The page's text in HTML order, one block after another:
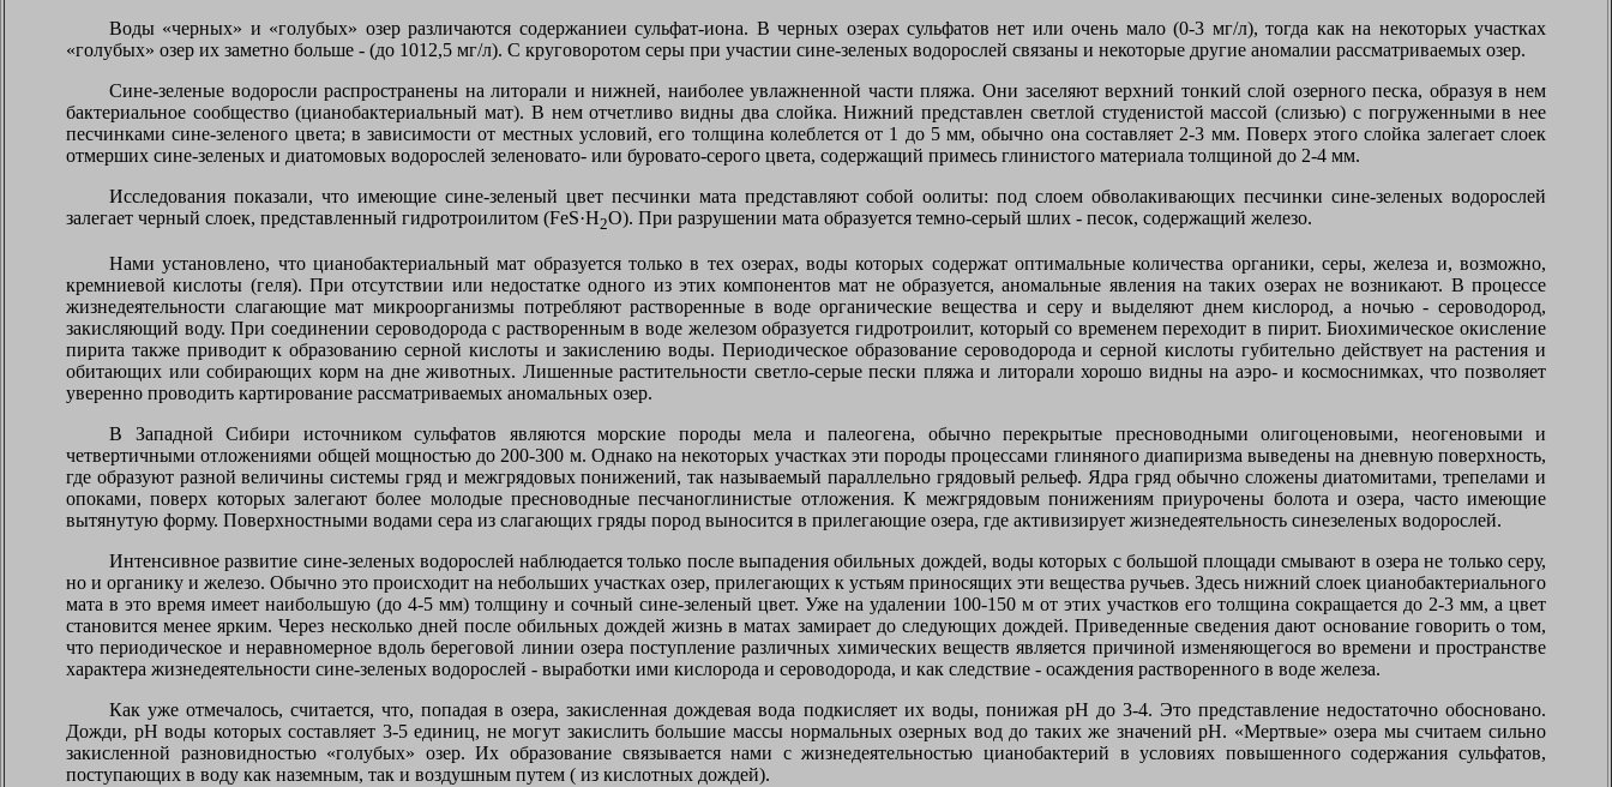
Воды «черных» и «голубых» озер различаются содержаниеи сульфат-иона. В черных озерах сульфатов нет или очень мало (0-3 мг/л), тогда как на некоторых участках
«голубых» озер их заметно больше - (до 1012,5 мг/л). С круговоротом серы при участии сине-зеленых водорослей связаны и некоторые другие аномалии рассматриваемых озер.
Сине-зеленые водоросли распространены на литорали и нижней, наиболее увлажненной части пляжа. Они заселяют верхний тонкий слой озерного песка, образуя в нем
бактериальное сообщество (цианобактериальный мат). В нем отчетливо видны два слойка. Нижний представлен светлой студенистой массой (слизью) с погруженными в нее
песчинками сине-зеленого цвета; в зависимости от местных условий, его толщина колеблется от 1 до 5 мм, обычно она составляет 2-3 мм. Поверх этого слойка залегает слоек
отмерших сине-зеленых и диатомовых водорослей зеленовато- или буровато-серого цвета, содержащий примесь глинистого материала толщиной до 2-4 мм.
Исследования показали, что имеющие сине-зеленый цвет песчинки мата представляют собой оолиты: под слоем обволакивающих песчинки сине-зеленых водорослей
залегает черный слоек, представленный гидротроилитом (FeS·H2O). При разрушении мата образуется темно-серый шлих - песок, содержащий железо.
Нами установлено, что цианобактериальный мат образуется только в тех озерах, воды которых содержат оптимальные количества органики, серы, железа и, возможно,
кремниевой кислоты (геля). При отсутствии или недостатке одного из этих компонентов мат не образуется, аномальные явления на таких озерах не возникают. В процессе
жизнедеятельности слагающие мат микроорганизмы потребляют растворенные в воде органические вещества и серу и выделяют днем кислород, а ночью - сероводород,
закисляющий воду. При соединении сероводорода с растворенным в воде железом образуется гидротроилит, который со временем переходит в пирит. Биохимическое окисление
пирита также приводит к образованию серной кислоты и закислению воды. Периодическое образование сероводорода и серной кислоты губительно действует на растения и
обитающих или собирающих корм на дне животных. Лишенные растительности светло-серые пески пляжа и литорали хорошо видны на аэро- и космоснимках, что позволяет
уверенно проводить картирование рассматриваемых аномальных озер.
В Западной Сибири источником сульфатов являются морские породы мела и палеогена, обычно перекрытые пресноводными олигоценовыми, неогеновыми и
четвертичными отложениями общей мощностью до 200-300 м. Однако на некоторых участках эти породы процессами глиняного диапиризма выведены на дневную поверхность,
где образуют разной величины системы гряд и межгрядовых понижений, так называемый параллельно грядовый рельеф. Ядра гряд обычно сложены диатомитами, трепелами и
опоками, поверх которых залегают более молодые пресноводные песчаноглинистые отложения. К межгрядовым понижениям приурочены болота и озера, часто имеющие
вытянутую форму. Поверхностными водами сера из слагающих гряды пород выносится в прилегающие озера, где активизирует жизнедеятельность синезеленых водорослей.
Интенсивное развитие сине-зеленых водорослей наблюдается только после выпадения обильных дождей, воды которых с большой площади смывают в озера не только серу,
но и органику и железо. Обычно это происходит на небольших участках озер, прилегающих к устьям приносящих эти вещества ручьев. Здесь нижний слоек цианобактериального
мата в это время имеет наибольшую (до 4-5 мм) толщину и сочный сине-зеленый цвет. Уже на удалении 100-150 м от этих участков его толщина сокращается до 2-3 мм, а цвет
становится менее ярким. Через несколько дней после обильных дождей жизнь в матах замирает до следующих дождей. Приведенные сведения дают основание говорить о том,
что периодическое и неравномерное вдоль береговой линии озера поступление различных химических веществ является причиной изменяющегося во времени и пространстве
характера жизнедеятельности сине-зеленых водорослей - выработки ими кислорода и сероводорода, и как следствие - осаждения растворенного в воде железа.
Как уже отмечалось, считается, что, попадая в озера, закисленная дождевая вода подкисляет их воды, понижая рН до 3-4. Это представление недостаточно обосновано.
Дожди, рН воды которых составляет 3-5 единиц, не могут закислить большие массы нормальных озерных вод до таких же значений рН. «Мертвые» озера мы считаем сильно
закисленной разновидностью «голубых» озер. Их образование связывается нами с жизнедеятельностью цианобактерий в условиях повышенного содержания сульфатов,
поступающих в воду как наземным, так и воздушным путем ( из кислотных дождей).